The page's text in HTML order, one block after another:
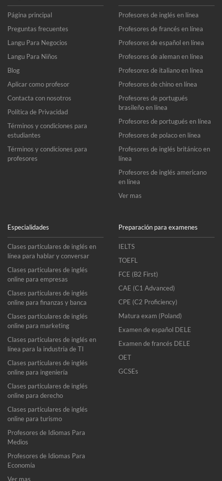
Página principal
Preguntas frecuentes
Langu Para Negocios
Langu Para Niños
Blog
Aplicar como profesor
Contacta con nosotros
Política de Privacidad
Términos y condiciones para
estudiantes
Términos y condiciones para
profesores
Profesores de inglés en línea
Profesores de francés en línea
Profesores de español en línea
Profesores de aleman en línea
Profesores de italiano en línea
Profesores de chino en línea
Profesores de portugués
brasileño en línea
Profesores de portugués en línea
Profesores de polaco en línea
Profesores de inglés británico en
línea
Profesores de inglés americano
en línea
Ver mas
Especialidades
Clases particulares de inglés en
línea para hablar y conversar
Clases particulares de inglés
online para empresas
Clases particulares de inglés
online para finanzas y banca
Clases particulares de inglés
online para marketing
Clases particulares de inglés en
línea para la industria de TI
Clases particulares de inglés
online para ingeniería
Clases particulares de inglés
online para derecho
Clases particulares de inglés
online para turismo
Profesores de Idiomas Para
Medios
Profesores de Idiomas Para
Economía
Ver mas
Preparación para examenes
IELTS
TOEFL
FCE (B2 First)
CAE (C1 Advanced)
CPE (C2 Proficiency)
Matura exam (Poland)
Examen de español DELE
Examen de francés DELE
OET
GCSEs